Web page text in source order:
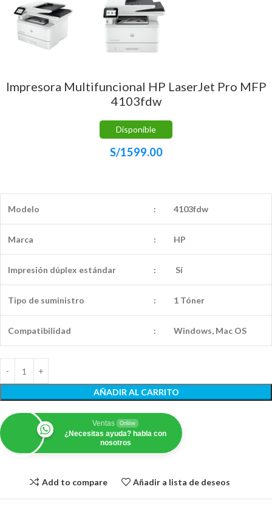
Impresora Multifuncional HP LaserJet Pro MFP
4103fdw
Disponible
S/1599.00
Modelo : 4103fdw
Marca : HP
Impresión dúplex estándar : Sí
Tipo de suministro : 1 Tóner
Compatibilidad : Windows, Mac OS
AÑADIR AL CARRITO
Ventas Online
¿Necesitas ayuda? habla con
nosotros
Add to compare Añadir a lista de deseos